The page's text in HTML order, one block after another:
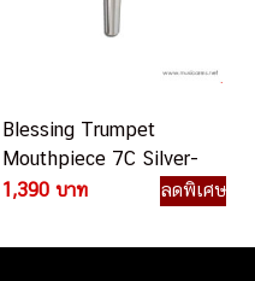
Blessing Trumpet
Mouthpiece 7C Silver-
Plated ปากเป่าทรัมเป็ต
1,390 บาท ลดพิเศษ